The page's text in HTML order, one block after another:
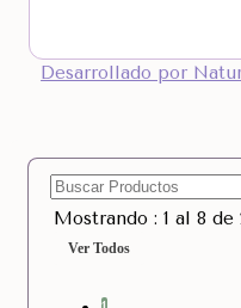
Desarrollado por
Mostrando : 1 al 8 de
Ver Todos